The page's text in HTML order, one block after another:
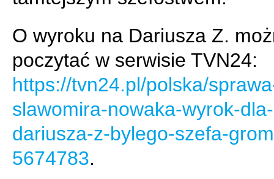
O wyroku na Dariusza Z.
poczytać w serwisie TVN24:
https://tvn24.pl/polska/
slawomira-nowaka-wyrok-dla-
dariusza-z-bylego-szefa-
5674783.